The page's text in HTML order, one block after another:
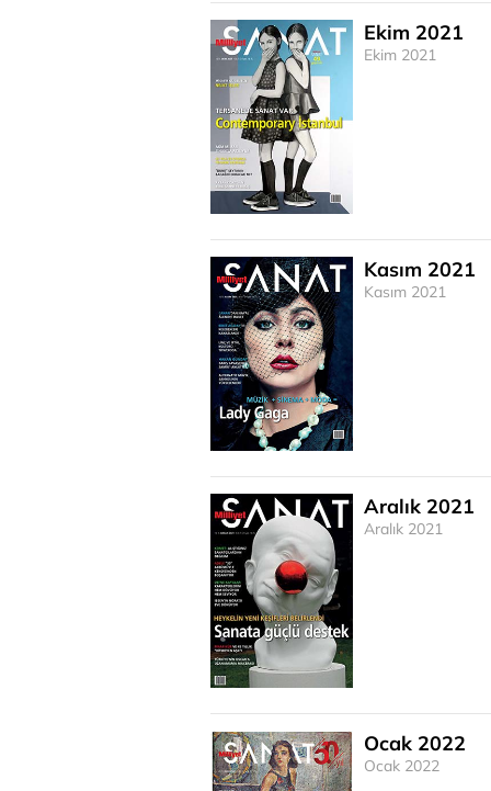
Ekim 2021
Ekim 2021
Kasım 2021
Kasım 2021
Aralık 2021
Aralık 2021
Ocak 2022
Ocak 2022